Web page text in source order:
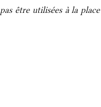
être utilisées à la place